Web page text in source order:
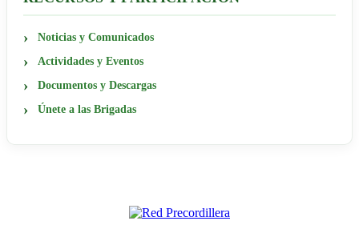
Noticias y Comunicados
Actividades y Eventos
Documentos y Descargas
Únete a las Brigadas